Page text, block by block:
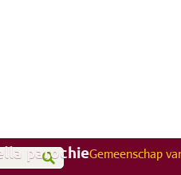
parochieGemeenschap